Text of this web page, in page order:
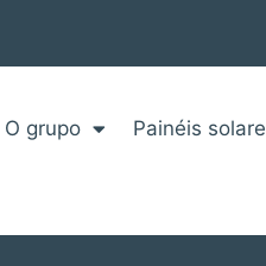
O grupo Painéis